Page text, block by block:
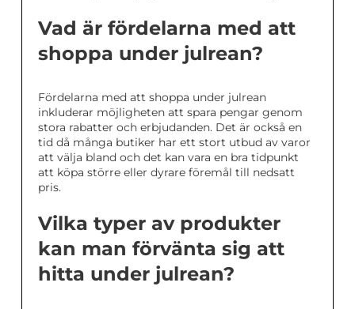
Vad är fördelarna med att
shoppa under julrean?
Fördelarna med att shoppa under julrean
inkluderar möjligheten att spara pengar genom
stora rabatter och erbjudanden. Det är också en
tid då många butiker har ett stort utbud av varor
att välja bland och det kan vara en bra tidpunkt
att köpa större eller dyrare föremål till nedsatt
pris.
Vilka typer av produkter
kan man förvänta sig att
hitta under julrean?